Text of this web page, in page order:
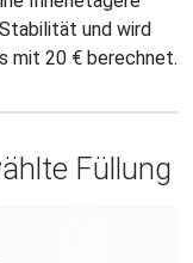
und wird
mit 20 € berechnet.
Füllung